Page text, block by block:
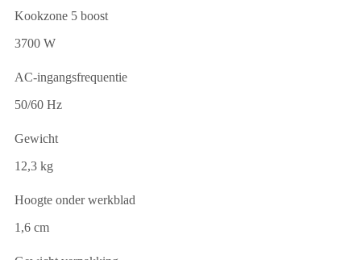
Kookzone 5 boost
3700 W
AC-ingangsfrequentie
50/60 Hz
Gewicht
12,3 kg
Hoogte onder werkblad
1,6 cm